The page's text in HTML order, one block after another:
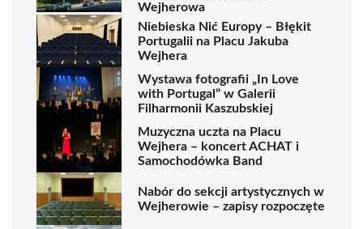
Wejherowa
Niebieska Nić Europy – Błękit
Portugalii na Placu Jakuba
Wejhera
Wystawa fotografii „In Love
with Portugal” w Galerii
Filharmonii Kaszubskiej
Muzyczna uczta na Placu
Wejhera – koncert ACHAT i
Samochodówka Band
Nabór do sekcji artystycznych w
Wejherowie – zapisy rozpoczęte